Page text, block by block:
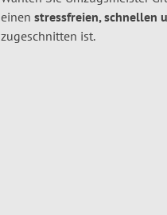
einen stressfreien, schnellen
zugeschnitten ist.